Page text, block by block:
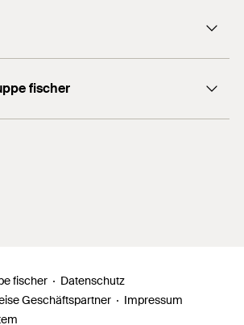
fischer
fischer
Datenschutz
Geschäftspartner
Impressum